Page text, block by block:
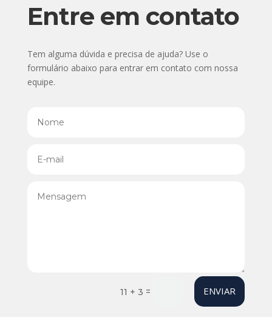
Entre em contato
Tem alguma dúvida e precisa de ajuda? Use o
formulário abaixo para entrar em contato com nossa
equipe.
11 + 3 = ENVIAR